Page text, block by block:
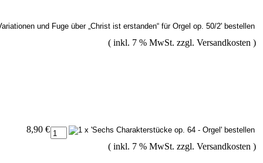
( inkl. 7 % MwSt. zzgl. Versandkosten )
8,90 €
( inkl. 7 % MwSt. zzgl. Versandkosten )